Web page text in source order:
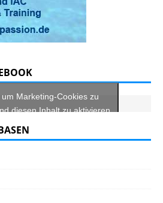
um Marketing-Cookies zu
diesen Inhalt zu aktivieren